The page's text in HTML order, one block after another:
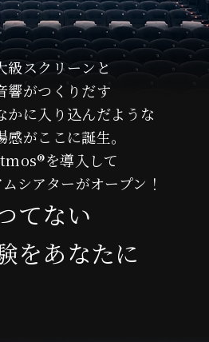
級スクリーンと
響がつくりだす
かに入り込んだような
がここに誕生。
を導入して
シアターがオープン！
てない
をあなたに